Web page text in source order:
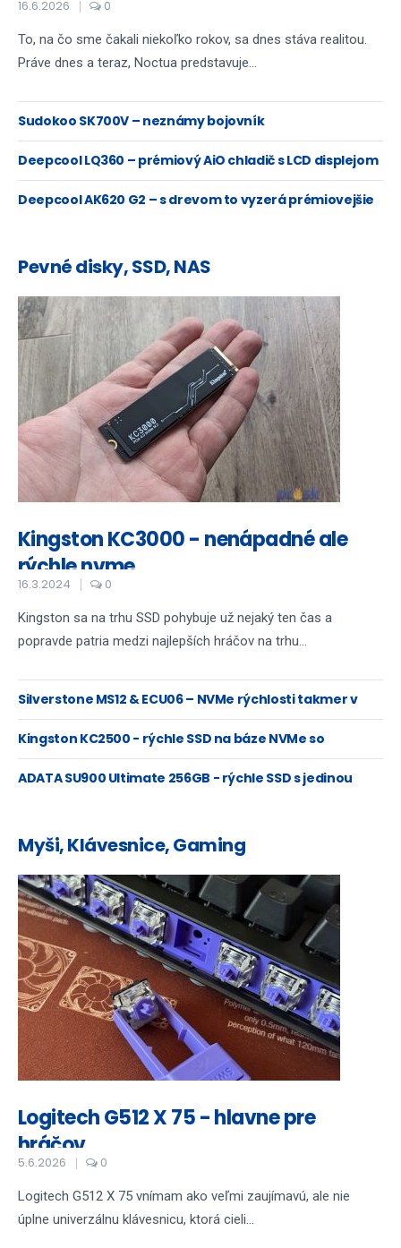
16.6.2026 0
To, na čo sme čakali niekoľko rokov, sa dnes stáva realitou.
Práve dnes a teraz, Noctua predstavuje...
Sudokoo SK700V – neznámy bojovník
Deepcool LQ360 – prémiový AiO chladič s LCD displejom
Deepcool AK620 G2 – s drevom to vyzerá prémiovejšie
Pevné disky, SSD, NAS
Kingston KC3000 - nenápadné ale
rýchle nvme
16.3.2024 0
Kingston sa na trhu SSD pohybuje už nejaký ten čas a
popravde patria medzi najlepších hráčov na trhu...
Silverstone MS12 & ECU06 – NVMe rýchlosti takmer v
hociktorom PC
Kingston KC2500 - rýchle SSD na báze NVMe so
šifrovaním XTS-AES
ADATA SU900 Ultimate 256GB - rýchle SSD s jedinou
Myši, Klávesnice, Gaming
Logitech G512 X 75 - hlavne pre
hráčov
5.6.2026 0
Logitech G512 X 75 vnímam ako veľmi zaujímavú, ale nie
úplne univerzálnu klávesnicu, ktorá cieli...